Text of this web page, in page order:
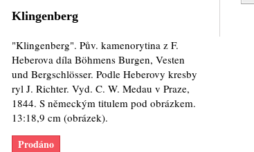
Klingenberg
"Klingenberg". Pův. kamenorytina z F.
Heberova díla Böhmens Burgen, Vesten
und Bergschlösser. Podle Heberovy kresby
ryl J. Richter. Vyd. C. W. Medau v Praze,
1844. S německým titulem pod obrázkem.
13:18,9 cm (obrázek).
Prodáno